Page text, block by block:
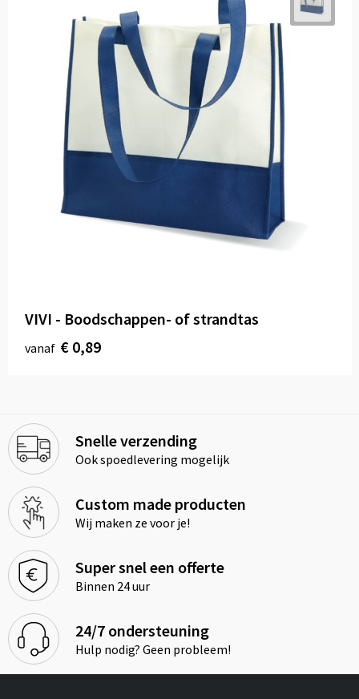
VIVI - Boodschappen- of strandtas
vanaf € 0,89
Snelle verzending
Ook spoedlevering mogelijk
Custom made producten
Wij maken ze voor je!
Super snel een offerte
Binnen 24 uur
24/7 ondersteuning
Hulp nodig? Geen probleem!